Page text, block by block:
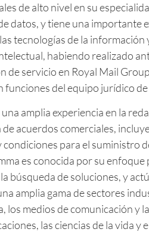
de alto nivel en su
datos, y tiene una importante
tecnologías de la información
habiendo realizado
de servicio en Royal Mail
funciones del equipo jurídico de
amplia experiencia en la
acuerdos comerciales,
condiciones para el suministro
es conocida por su
búsqueda de soluciones, y
amplia gama de sectores
los medios de comunicación y
las ciencias de la vida y